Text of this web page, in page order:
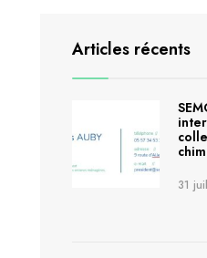
Articles récents
31